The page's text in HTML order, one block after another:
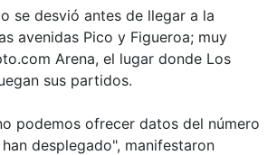
se desvió antes de llegar a la
avenidas Pico y Figueroa; muy
Arena, el lugar donde Los
sus partidos.
podemos ofrecer datos del número
desplegado", manifestaron